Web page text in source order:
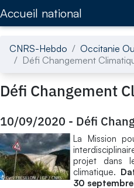
Accueil national
CNRS-Hebdo Occitanie
Défi Changement
Défi Changement
10/09/2020 - Défi
La Mission
projet dans
climatique.
30